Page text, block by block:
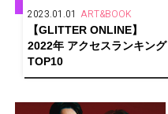
2023.01.01 ART&BOOK
【GLITTER ONLINE】
2022年 アクセスランキング
TOP10